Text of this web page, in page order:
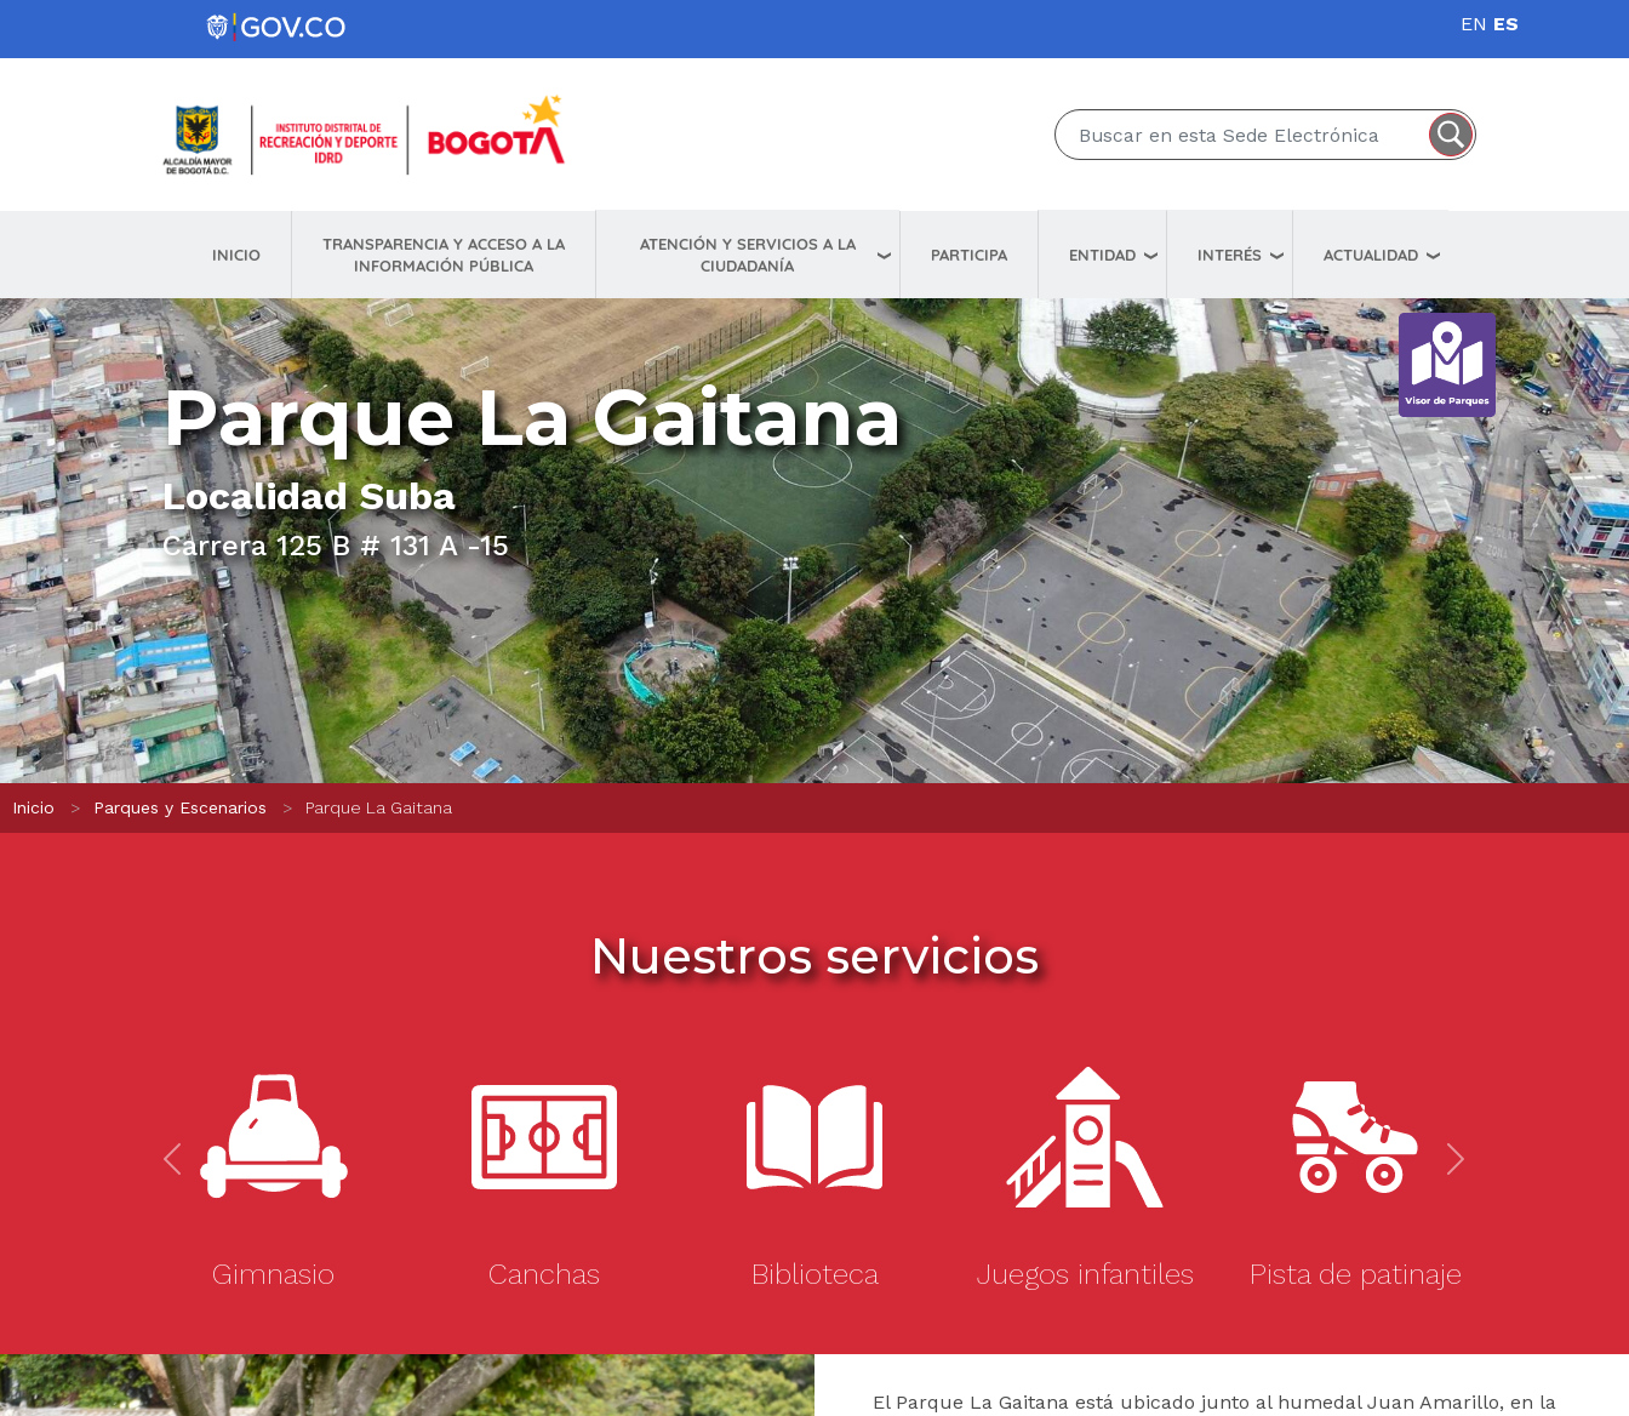
Pasar al contenido principal EN ES
INICIO
TRANSPARENCIA Y ACCESO A LA
INFORMACIÓN PÚBLICA
ATENCIÓN Y SERVICIOS A LA
CIUDADANÍA
PARTICIPA ENTIDAD INTERÉS ACTUALIDAD
Parque La Gaitana
Localidad Suba
Carrera 125 B # 131 A -15
Ruta de navegación
Inicio Parques y Escenarios Parque La Gaitana
Nuestros servicios
Gimnasio Canchas Biblioteca Juegos infantiles Pista de patinaje
Previous Next
El Parque La Gaitana está ubicado junto al humedal Juan Amarillo, en la